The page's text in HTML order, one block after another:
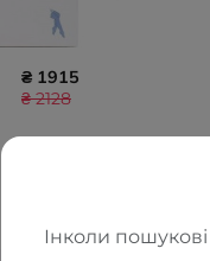
₴ 1915
₴ 2128
Інколи